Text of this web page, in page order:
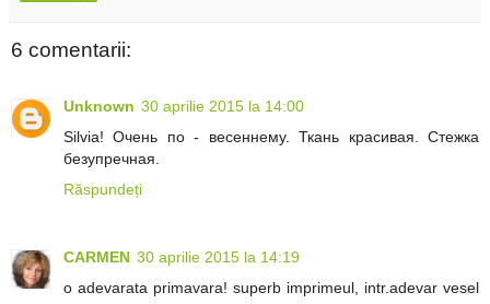
6 comentarii:
Unknown 30 aprilie 2015 la 14:00
Silvia! Очень по - весеннему. Ткань красивая. Стежка
безупречная.
Răspundeți
CARMEN 30 aprilie 2015 la 14:19
o adevarata primavara! superb imprimeul, intr.adevar vesel